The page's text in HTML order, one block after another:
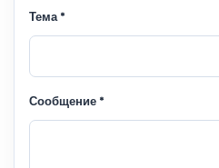
Тема *
Сообщение *